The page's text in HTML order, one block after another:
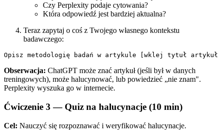
Czy Perplexity podaje cytowania?
Która odpowiedź jest bardziej aktualna?
Teraz zapytaj o coś z Twojego własnego kontekstu
badawczego:
Obserwacja: ChatGPT może znać artykuł (jeśli był w danych
treningowych), może halucynować, lub powiedzieć „nie znam".
Perplexity wyszuka go w internecie.
Ćwiczenie 3 — Quiz na halucynacje (10 min)
Cel: Nauczyć się rozpoznawać i weryfikować halucynacje.